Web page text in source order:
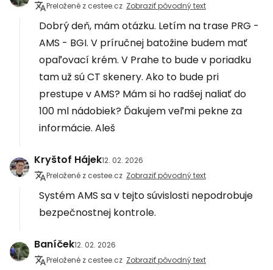
Preložené z cestee.cz Zobraziť pôvodný text
Dobrý deň, mám otázku. Letím na trase PRG -
AMS - BGI. V príručnej batožine budem mať
opaľovací krém. V Prahe to bude v poriadku
tam už sú CT skenery. Ako to bude pri
prestupe v AMS? Mám si ho radšej naliať do
100 ml nádobiek? Ďakujem veľmi pekne za
informácie. Aleš
Kryštof Hájek12. 02. 2026
Preložené z cestee.cz Zobraziť pôvodný text
Systém AMS sa v tejto súvislosti nepodrobuje
bezpečnostnej kontrole.
Baníček12. 02. 2026
Preložené z cestee.cz Zobraziť pôvodný text